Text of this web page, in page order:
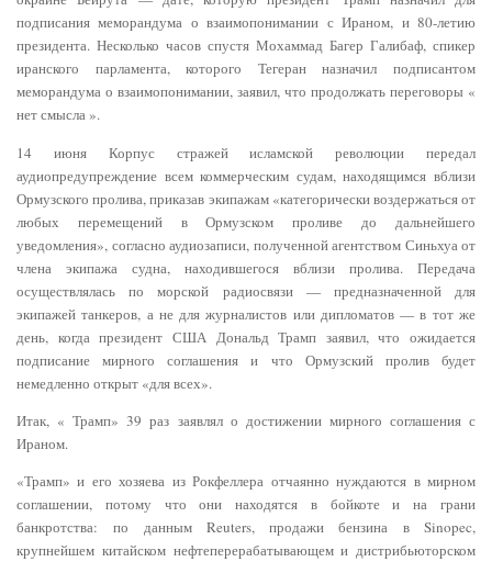
подписания меморандума о взаимопонимании с Ираном, и 80-летию
президента. Несколько часов спустя Мохаммад Багер Галибаф, спикер
иранского парламента, которого Тегеран назначил подписантом
меморандума о взаимопонимании, заявил, что продолжать переговоры «
нет смысла ».
14 июня Корпус стражей исламской революции передал
аудиопредупреждение всем коммерческим судам, находящимся вблизи
Ормузского пролива, приказав экипажам «категорически воздержаться от
любых перемещений в Ормузском проливе до дальнейшего
уведомления», согласно аудиозаписи, полученной агентством Синьхуа от
члена экипажа судна, находившегося вблизи пролива. Передача
осуществлялась по морской радиосвязи — предназначенной для
экипажей танкеров, а не для журналистов или дипломатов — в тот же
день, когда президент США Дональд Трамп заявил, что ожидается
подписание мирного соглашения и что Ормузский пролив будет
немедленно открыт «для всех».
Итак, « Трамп» 39 раз заявлял о достижении мирного соглашения с
Ираном.
«Трамп» и его хозяева из Рокфеллера отчаянно нуждаются в мирном
соглашении, потому что они находятся в бойкоте и на грани
банкротства: по данным Reuters, продажи бензина в Sinopec,
крупнейшем китайском нефтеперерабатывающем и дистрибьюторском